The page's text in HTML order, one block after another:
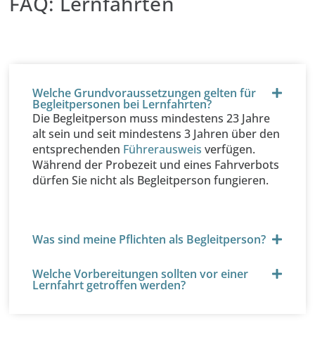
Welche Grundvoraussetzungen gelten für
Begleitpersonen bei Lernfahrten?
Die Begleitperson muss mindestens 23 Jahre
alt sein und seit mindestens 3 Jahren über den
entsprechenden Führerausweis verfügen.
Während der Probezeit und eines Fahrverbots
dürfen Sie nicht als Begleitperson fungieren.
Was sind meine Pflichten als Begleitperson?
Welche Vorbereitungen sollten vor einer
Lernfahrt getroffen werden?